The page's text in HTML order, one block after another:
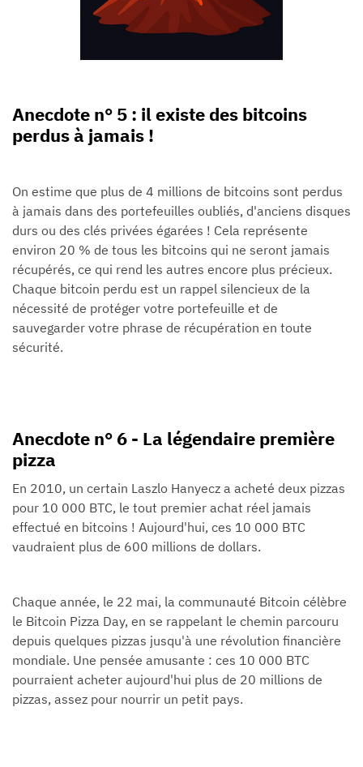
Anecdote n° 5 : il existe des bitcoins
perdus à jamais !
On estime que plus de 4 millions de bitcoins sont perdus
à jamais dans des portefeuilles oubliés, d'anciens disques
durs ou des clés privées égarées ! Cela représente
environ 20 % de tous les bitcoins qui ne seront jamais
récupérés, ce qui rend les autres encore plus précieux.
Chaque bitcoin perdu est un rappel silencieux de la
nécessité de protéger votre portefeuille et de
sauvegarder votre phrase de récupération en toute
sécurité.
Anecdote n° 6 - La légendaire première
pizza
En 2010, un certain Laszlo Hanyecz a acheté deux pizzas
pour 10 000 BTC, le tout premier achat réel jamais
effectué en bitcoins ! Aujourd'hui, ces 10 000 BTC
vaudraient plus de 600 millions de dollars.
Chaque année, le 22 mai, la communauté Bitcoin célèbre
le Bitcoin Pizza Day, en se rappelant le chemin parcouru
depuis quelques pizzas jusqu'à une révolution financière
mondiale. Une pensée amusante : ces 10 000 BTC
pourraient acheter aujourd'hui plus de 20 millions de
pizzas, assez pour nourrir un petit pays.